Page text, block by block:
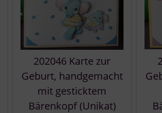
202046 Karte zur
Geburt, handgemacht
mit gesticktem
Bärenkopf (Unikat)